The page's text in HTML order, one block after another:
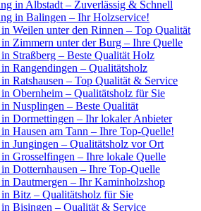
in Albstadt – Zuverlässig & Schnell
in Balingen – Ihr Holzservice!
Weilen unter den Rinnen – Top Qualität
Zimmern unter der Burg – Ihre Quelle
Straßberg – Beste Qualität Holz
Rangendingen – Qualitätsholz
Ratshausen – Top Qualität & Service
Obernheim – Qualitätsholz für Sie
Nusplingen – Beste Qualität
Dormettingen – Ihr lokaler Anbieter
Hausen am Tann – Ihre Top-Quelle!
Jungingen – Qualitätsholz vor Ort
Grosselfingen – Ihre lokale Quelle
Dotternhausen – Ihre Top-Quelle
Dautmergen – Ihr Kaminholzshop
Bitz – Qualitätsholz für Sie
Bisingen – Qualität & Service